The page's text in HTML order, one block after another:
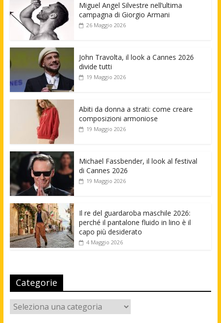
Miguel Angel Silvestre nell’ultima
campagna di Giorgio Armani
26 Maggio 2026
John Travolta, il look a Cannes 2026
divide tutti
19 Maggio 2026
Abiti da donna a strati: come creare
composizioni armoniose
19 Maggio 2026
Michael Fassbender, il look al festival
di Cannes 2026
19 Maggio 2026
Il re del guardaroba maschile 2026:
perché il pantalone fluido in lino è il
capo più desiderato
4 Maggio 2026
Categorie
Categorie